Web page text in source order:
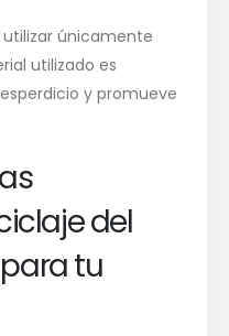
utilizar únicamente
utilizado es
y promueve
del
tu